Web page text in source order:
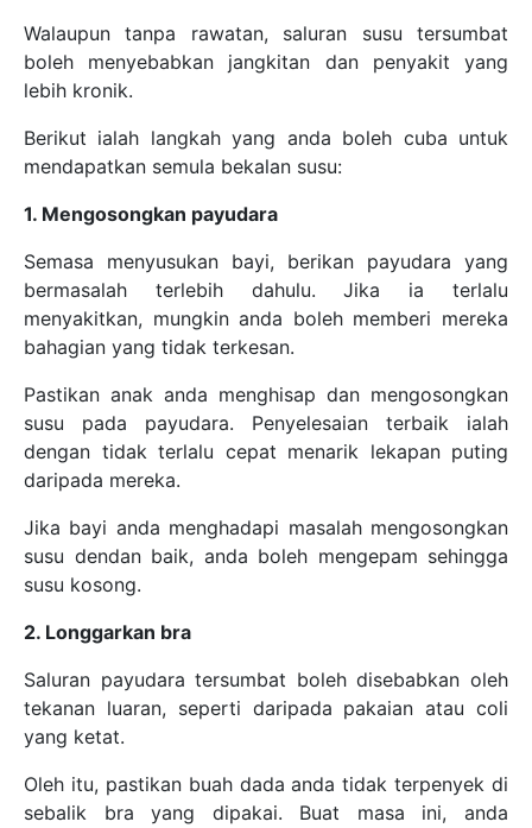
Walaupun tanpa rawatan, saluran susu tersumbat
boleh menyebabkan jangkitan dan penyakit yang
lebih kronik.
Berikut ialah langkah yang anda boleh cuba untuk
mendapatkan semula bekalan susu:
1. Mengosongkan payudara
Semasa menyusukan bayi, berikan payudara yang
bermasalah terlebih dahulu. Jika ia terlalu
menyakitkan, mungkin anda boleh memberi mereka
bahagian yang tidak terkesan.
Pastikan anak anda menghisap dan mengosongkan
susu pada payudara. Penyelesaian terbaik ialah
dengan tidak terlalu cepat menarik lekapan puting
daripada mereka.
Jika bayi anda menghadapi masalah mengosongkan
susu dendan baik, anda boleh mengepam sehingga
susu kosong.
2. Longgarkan bra
Saluran payudara tersumbat boleh disebabkan oleh
tekanan luaran, seperti daripada pakaian atau coli
yang ketat.
Oleh itu, pastikan buah dada anda tidak terpenyek di
sebalik bra yang dipakai. Buat masa ini, anda